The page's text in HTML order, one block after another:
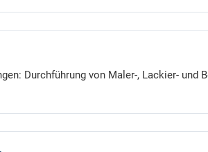
Durchführung von Maler-, Lackier- und